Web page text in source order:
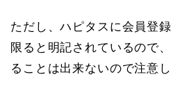
ただし、ハピタスに会員登
限ると明記されているので
ることは出来ないので注意